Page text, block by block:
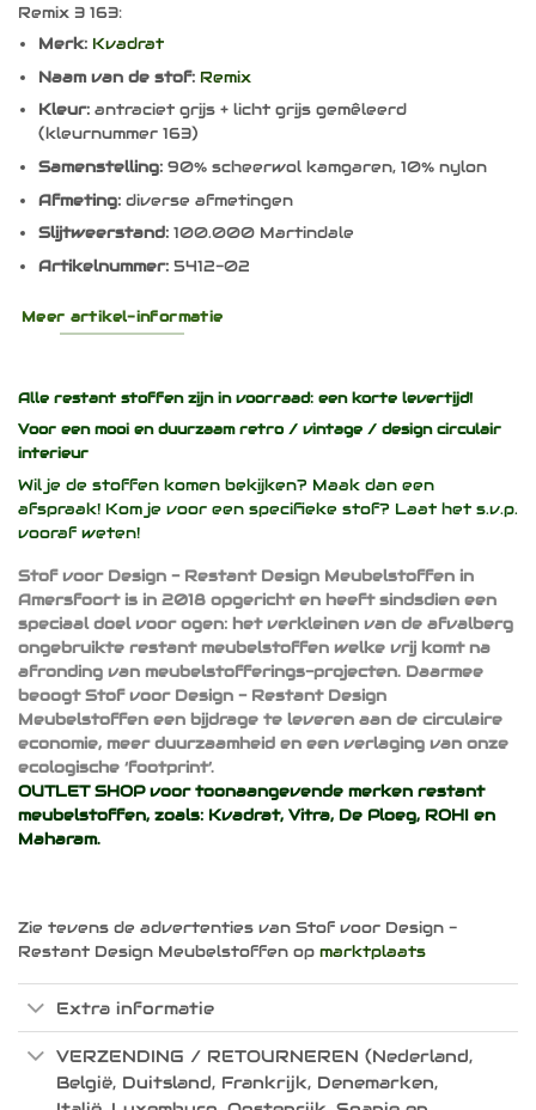
Remix 3 163:
Merk: Kvadrat
Naam van de stof: Remix
Kleur: antraciet grijs + licht grijs gemêleerd
(kleurnummer 163)
Samenstelling: 90% scheerwol kamgaren, 10% nylon
Afmeting:diverse afmetingen
Slijtweerstand:100.000 Martindale
Artikelnummer:5412-02
Meer artikel-informatie
Alle restant stoffen zijn in voorraad: een korte levertijd!
Voor een mooi en duurzaam retro / vintage / design circulair
interieur
Wil je de stoffen komen bekijken? Maak dan een
afspraak! Kom je voor een specifieke stof? Laat het s.v.p.
vooraf weten!
Stof voor Design - Restant Design Meubelstoffen in
Amersfoort is in 2018 opgericht en heeft sindsdien een
speciaal doel voor ogen: het verkleinen van de afvalberg
ongebruikte restant meubelstoffen welke vrij komt na
afronding van meubelstofferings-projecten. Daarmee
beoogt Stof voor Design - Restant Design
Meubelstoffen een bijdrage te leveren aan de circulaire
economie, meer duurzaamheid en een verlaging van onze
ecologische ‘footprint’.
OUTLET SHOP voor toonaangevende merken restant
meubelstoffen, zoals: Kvadrat, Vitra, De Ploeg, ROHI en
Maharam.
Zie tevens de advertenties van Stof voor Design -
Restant Design Meubelstoffen op marktplaats
Extra informatie
VERZENDING / RETOURNEREN (Nederland,
België, Duitsland, Frankrijk, Denemarken,